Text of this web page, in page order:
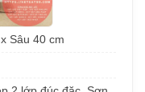
Sâu 40 cm